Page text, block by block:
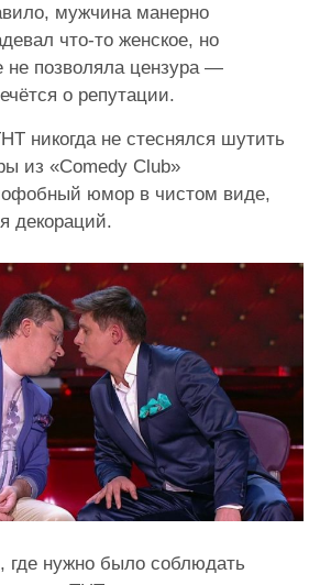
мужчина манерно
что-то женское, но
не позволяла цензура —
о репутации.
никогда не стеснялся шутить
из «Comedy Club»
юмор в чистом виде,
декораций.
где нужно было соблюдать